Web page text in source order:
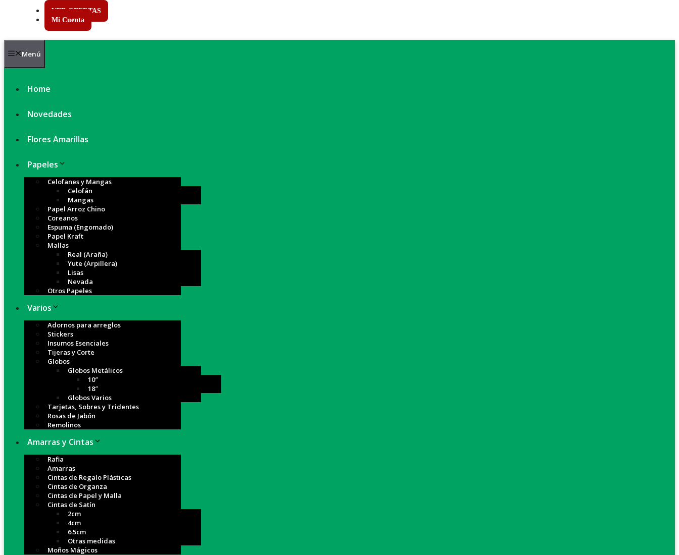
VER OFERTAS
Mi Cuenta
Menú
Home
Novedades
Flores Amarillas
Papeles
Celofanes y Mangas
Celofán
Mangas
Papel Arroz Chino
Coreanos
Espuma (Engomado)
Papel Kraft
Mallas
Real (Araña)
Yute (Arpillera)
Lisas
Nevada
Otros Papeles
Varios
Adornos para arreglos
Stickers
Insumos Esenciales
Tijeras y Corte
Globos
Globos Metálicos
10″
18″
Globos Varios
Tarjetas, Sobres y Tridentes
Rosas de Jabón
Remolinos
Amarras y Cintas
Rafia
Amarras
Cintas de Regalo Plásticas
Cintas de Organza
Cintas de Papel y Malla
Cintas de Satín
2cm
4cm
6.5cm
Otras medidas
Moños Mágicos